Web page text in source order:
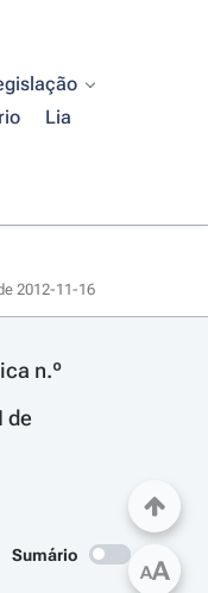
Lia
2012-11-16
n.º
de
Sumário
AA